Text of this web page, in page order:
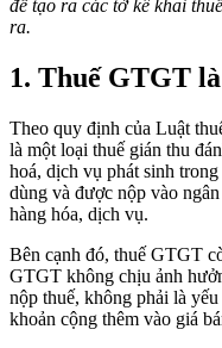
để tạo ra các tờ kê khai
ra.
1. Thuế GTGT
Theo quy định của Luật
là một loại thuế gián thu
hoá, dịch vụ phát sinh
dùng và được nộp vào
hàng hóa, dịch vụ.
Bên cạnh đó, thuế GTGT
GTGT không chịu ảnh
nộp thuế, không phải là
khoản cộng thêm vào giá